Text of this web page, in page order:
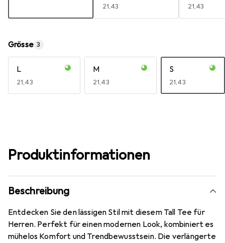
Kirschrot
EUR
21,43 EUR
21,43
Grösse 3
L
EUR
21,43
M
EUR
21,43
S
EUR
21,43
Produktinformationen
Beschreibung
Entdecken Sie den lässigen Stil mit diesem Tall Tee für
Herren. Perfekt für einen modernen Look, kombiniert es
mühelos Komfort und Trendbewusstsein. Die verlängerte